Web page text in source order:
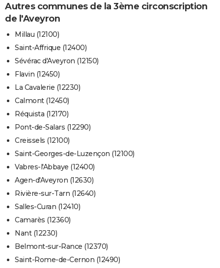
Autres communes de la 3ème circonscription
de l'Aveyron
Millau (12100)
Saint-Affrique (12400)
Sévérac d'Aveyron (12150)
Flavin (12450)
La Cavalerie (12230)
Calmont (12450)
Réquista (12170)
Pont-de-Salars (12290)
Creissels (12100)
Saint-Georges-de-Luzençon (12100)
Vabres-l'Abbaye (12400)
Agen-d'Aveyron (12630)
Rivière-sur-Tarn (12640)
Salles-Curan (12410)
Camarès (12360)
Nant (12230)
Belmont-sur-Rance (12370)
Saint-Rome-de-Cernon (12490)